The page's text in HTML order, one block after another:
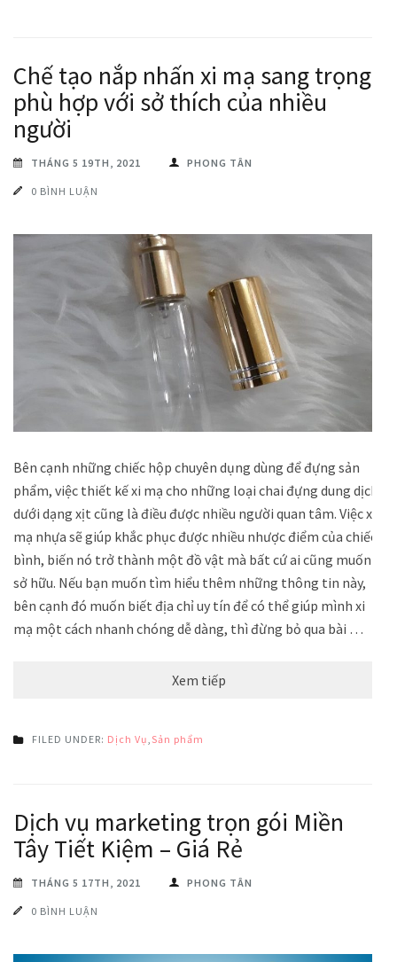
Chế tạo nắp nhấn xi mạ sang trọng
phù hợp với sở thích của nhiều
người
THÁNG 5 19TH, 2021 PHONG TÂN
0 BÌNH LUẬN
Bên cạnh những chiếc hộp chuyên dụng dùng để đựng sản
phẩm, việc thiết kế xi mạ cho những loại chai đựng dung dịch
dưới dạng xịt cũng là điều được nhiều người quan tâm. Việc xi
mạ nhựa sẽ giúp khắc phục được nhiều nhược điểm của chiếc
bình, biến nó trở thành một đồ vật mà bất cứ ai cũng muốn
sở hữu. Nếu bạn muốn tìm hiểu thêm những thông tin này,
bên cạnh đó muốn biết địa chỉ uy tín để có thể giúp mình xi
mạ một cách nhanh chóng dễ dàng, thì đừng bỏ qua bài …
Xem tiếp
FILED UNDER: Dịch Vụ Sản phẩm
Dịch vụ marketing trọn gói Miền
Tây Tiết Kiệm – Giá Rẻ
THÁNG 5 17TH, 2021 PHONG TÂN
0 BÌNH LUẬN